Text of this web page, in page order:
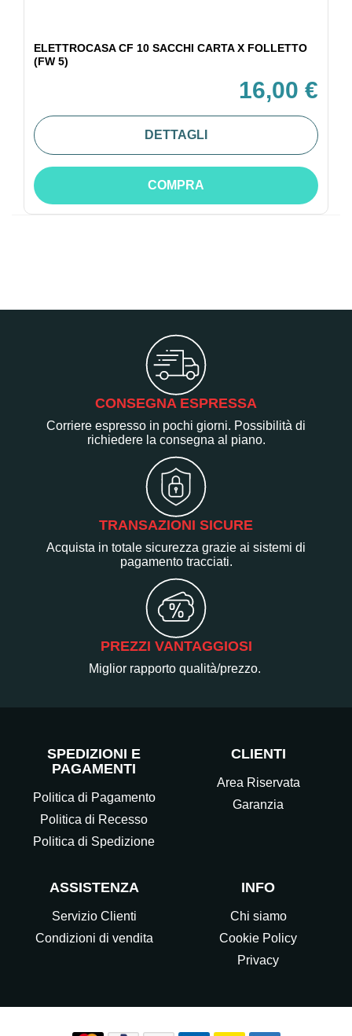
ELETTROCASA CF 10 SACCHI CARTA X FOLLETTO
(FW 5)
16,00 €
DETTAGLI
COMPRA
CONSEGNA ESPRESSA
Corriere espresso in pochi giorni. Possibilità di
richiedere la consegna al piano.
TRANSAZIONI SICURE
Acquista in totale sicurezza grazie ai sistemi di
pagamento tracciati.
PREZZI VANTAGGIOSI
Miglior rapporto qualità/prezzo.
SPEDIZIONI E
PAGAMENTI
Politica di Pagamento
Politica di Recesso
Politica di Spedizione
CLIENTI
Area Riservata
Garanzia
ASSISTENZA
Servizio Clienti
Condizioni di vendita
INFO
Chi siamo
Cookie Policy
Privacy